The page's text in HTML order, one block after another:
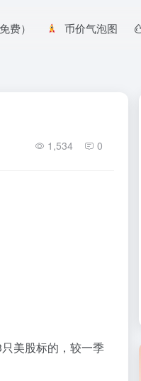
费） 币价气泡图
1,534 0
只美股标的，较一季